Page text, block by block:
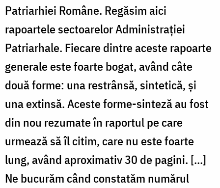
Patriarhiei Române. Regăsim aici
rapoartele sectoarelor Administrației
Patriarhale. Fiecare dintre aceste rapoarte
generale este foarte bogat, având câte
două forme: una restrânsă, sintetică, și
una extinsă. Aceste forme-sinteză au fost
din nou rezumate în raportul pe care
urmează să îl citim, care nu este foarte
lung, având aproximativ 30 de pagini. […]
Ne bucurăm când constatăm numărul